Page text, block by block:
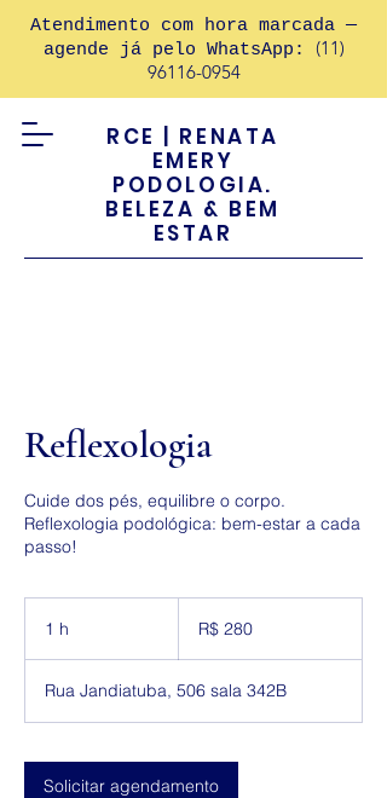
Atendimento com hora marcada —
agende já pelo WhatsApp: (11)
96116-0954
RCE | RENATA
EMERY
PODOLOGIA.
BELEZA & BEM
ESTAR
Reflexologia
Cuide dos pés, equilibre o corpo.
Reflexologia podológica: bem-estar a cada
passo!
1 h
brasileiros
R$ 280
Rua Jandiatuba, 506 sala 342B
Solicitar agendamento